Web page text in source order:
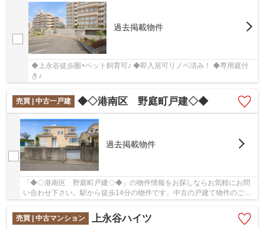
過去掲載物件
◆上永谷徒歩圏×ペット飼育可♪ ◆即入居可リノベ済み！ ◆専用庭付
き♪
売買 | 中古一戸建 ◆◇港南区 野庭町戸建◇◆
過去掲載物件
「◆◇港南区 野庭町戸建◇◆」の物件情報をお探しならお気軽にお問
い合わせ下さい。駅から徒歩14分の物件です。中古の戸建て物件のご紹
介です。数多くの不動産から自分に合った物件を選...
売買 | 中古マンション
上永谷ハイツ